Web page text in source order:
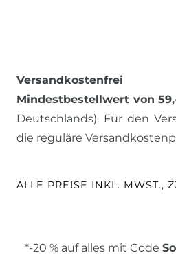
Mindestbestellwert von
Deutschlands). Für den
die reguläre
ALLE PREISE INKL. MWST.,
*-20 % auf alles mit Code